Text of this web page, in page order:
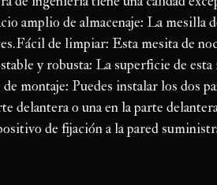
amplio de almacenaje: La
de limpiar: Esta mesita de
y robusta: La superficie de
montaje: Puedes instalar los dos
delantera o una en la parte
de fijación a la pared